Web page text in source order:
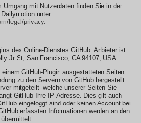
Umgang mit Nutzerdaten finden Sie in der
unter:
legal/privacy.
des Online-Dienstes GitHub. Anbieter ist
Jr St, San Francisco, CA 94107, USA.
GitHub-Plugin ausgestatteten Seiten
zu den Servern von GitHub hergestellt.
mitgeteilt, welche unserer Seiten Sie
GitHub Ihre IP-Adresse. Dies gilt auch
eingeloggt sind oder keinen Account bei
erfassten Informationen werden an den